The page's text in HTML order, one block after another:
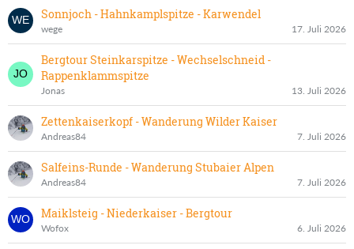
Sonnjoch - Hahnkamplspitze - Karwendel
wege 17. Juli 2026
Bergtour Steinkarspitze - Wechselschneid -
Rappenklammspitze
Jonas 13. Juli 2026
Zettenkaiserkopf - Wanderung Wilder Kaiser
Andreas84 7. Juli 2026
Salfeins-Runde - Wanderung Stubaier Alpen
Andreas84 7. Juli 2026
Maiklsteig - Niederkaiser - Bergtour
Wofox 6. Juli 2026